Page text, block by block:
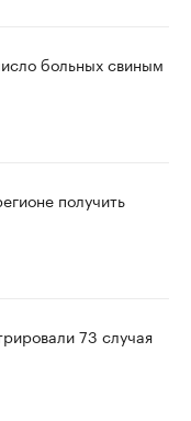
больных свиным
получить
73 случая